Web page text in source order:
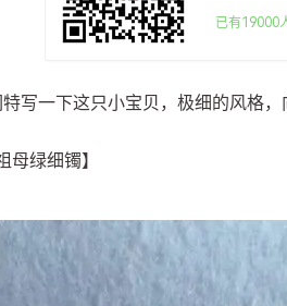
已有19000
写一下这只小宝贝，极细的风格，
母绿细镯】